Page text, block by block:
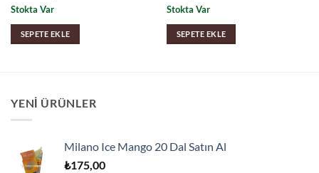
Stokta Var
SEPETE EKLE
Stokta Var
SEPETE EKLE
YENI ÜRÜNLER
Milano Ice Mango 20 Dal Satın Al
₺175,00